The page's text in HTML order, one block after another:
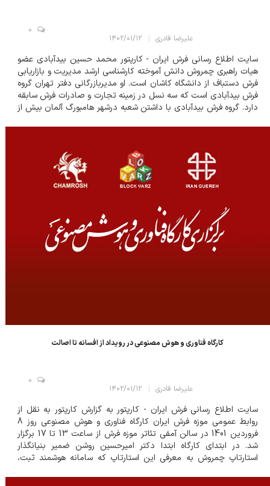
علیرضا قادری ۱۴۰۲/۰۱/۱۲
0
سایت اطلاع رسانی فرش ایران - کارپتور محمد حسین بیدآبادی عضو
هیات راهبری چمروش دانش آموخته کارشناسی ارشد مدیریت و بازاریابی
فرش دستباف از دانشگاه کاشان است. او مدیربازرگانی دفتر تهران گروه
فرش بیدآبادی است که سه نسل در زمینه تجارت و صادرات فرش سابقه
دارد. گروه فرش بیدآبادی با داشتن شعبه درشهر هامبورگ آلمان بیش از
کارگاه فناوری و هوش مصنوعی در رویداد از افسانه تا اصالت
علیرضا قادری ۱۴۰۲/۰۱/۱۲
0
سایت اطلاع رسانی فرش ایران - کارپتور به گزارش کارپتور به نقل از
روابط عمومی موزه فرش ایران کارگاه فناوری و هوش مصنوعی روز 8
فروردین 1401 در سالن آمفی تئاتر موزه فرش از ساعت 13 تا 17 برگزار
شد. در ابتدای کارگاه ابتدا دکتر امیرحسین روشن ضمیر بنیانگذار
استارتاپ چمروش به معرفی این استارتاپ که سامانه هوشمند ثبت،